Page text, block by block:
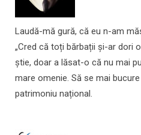
Laudă-mă gură, că eu n-am
„Cred că toți bărbații și-ar dori
știe, doar a lăsat-o că nu mai
mare omenie. Să se mai
patrimoniu național.